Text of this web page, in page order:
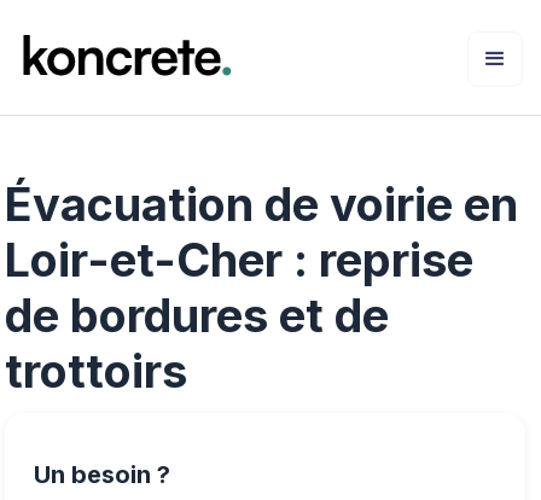
Évacuation de voirie en
Loir-et-Cher : reprise
de bordures et de
trottoirs
Un besoin ?